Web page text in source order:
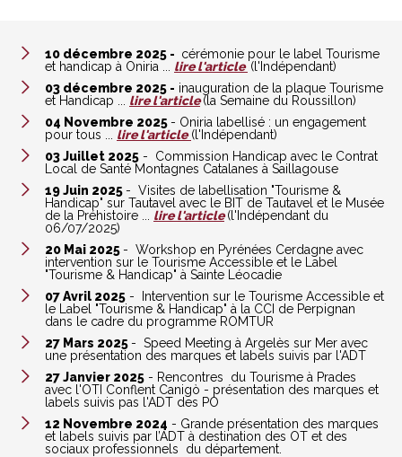
10 décembre 2025 - cérémonie pour le label Tourisme
et handicap à Oniria ... lire l'article (l'Indépendant)
03 décembre 2025 - inauguration de la plaque Tourisme
et Handicap ... lire l'article (la Semaine du Roussillon)
04 Novembre 2025 - Oniria labellisé : un engagement
pour tous ... lire l'article (l'Indépendant)
03 Juillet 2025 - Commission Handicap avec le Contrat
Local de Santé Montagnes Catalanes à Saillagouse
19 Juin 2025 - Visites de labellisation "Tourisme &
Handicap" sur Tautavel avec le BIT de Tautavel et le Musée
de la Préhistoire ... lire l'article (l'Indépendant du
06/07/2025)
20 Mai 2025 - Workshop en Pyrénées Cerdagne avec
intervention sur le Tourisme Accessible et le Label
"Tourisme & Handicap" à Sainte Léocadie
07 Avril 2025 - Intervention sur le Tourisme Accessible et
le Label "Tourisme & Handicap" à la CCI de Perpignan
dans le cadre du programme ROMTUR
27 Mars 2025 - Speed Meeting à Argelès sur Mer avec
une présentation des marques et labels suivis par l'ADT
27 Janvier 2025 - Rencontres du Tourisme à Prades
avec l'OTI Conflent Canigò - présentation des marques et
labels suivis pas l'ADT des PO
12 Novembre 2024 - Grande présentation des marques
et labels suivis par l’ADT à destination des OT et des
sociaux professionnels du département.